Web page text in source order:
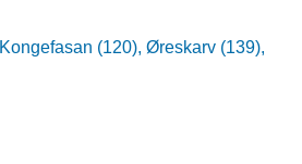
Kongefasan (120),Øreskarv (139),